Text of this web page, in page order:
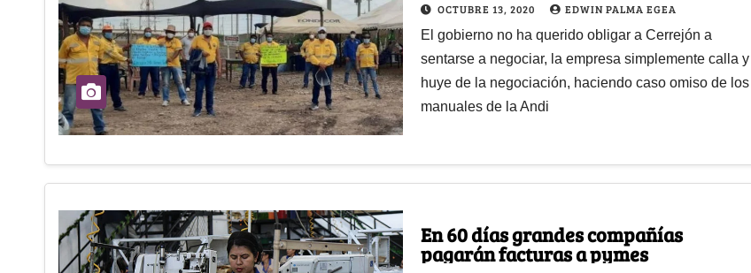
OCTUBRE 13, 2020 EDWIN PALMA EGEA
El gobierno no ha querido obligar a Cerrejón a
sentarse a negociar, la empresa simplemente calla y
huye de la negociación, haciendo caso omiso de los
manuales de la Andi
En 60 días grandes compañías
pagarán facturas a pymes